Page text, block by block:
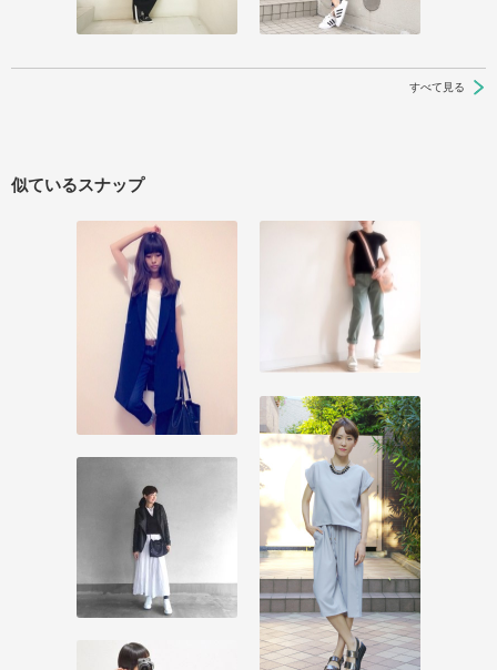
すべて見る
似ているスナップ